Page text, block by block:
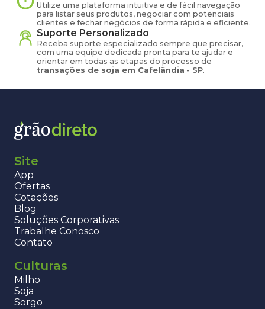
Utilize uma plataforma intuitiva e de fácil navegação
para listar seus produtos, negociar com potenciais
clientes e fechar negócios de forma rápida e eficiente.
Suporte Personalizado
Receba suporte especializado sempre que precisar,
com uma equipe dedicada pronta para te ajudar e
orientar em todas as etapas do processo de
transações de soja em Cafelândia - SP.
Site
App
Ofertas
Cotações
Blog
Soluções Corporativas
Trabalhe Conosco
Contato
Culturas
Milho
Soja
Sorgo